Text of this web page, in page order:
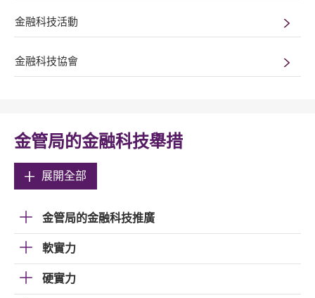
金融科技活動
金融科技協會
金管局的金融科技舉措
展開全部
金管局的金融科技推廣
軟實力
硬實力